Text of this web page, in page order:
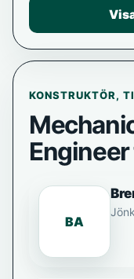
KONSTRUKTÖR,
BA